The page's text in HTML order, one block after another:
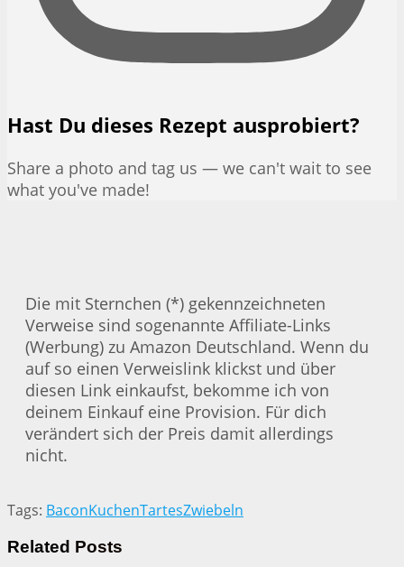
Hast Du dieses Rezept ausprobiert?
Share a photo and tag us — we can't wait to see
what you've made!
Die mit Sternchen (*) gekennzeichneten
Verweise sind sogenannte Affiliate-Links
(Werbung) zu Amazon Deutschland. Wenn du
auf so einen Verweislink klickst und über
diesen Link einkaufst, bekomme ich von
deinem Einkauf eine Provision. Für dich
verändert sich der Preis damit allerdings
nicht.
Tags: BaconKuchenTartesZwiebeln
Related Posts